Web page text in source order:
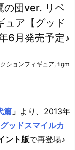
の団ver. リペ
ュア【グッド
6月発売予定♪
ションフィギュア, figm
篇 」 より、 2013年
グッドスマイルカ
ント版で再登場♪